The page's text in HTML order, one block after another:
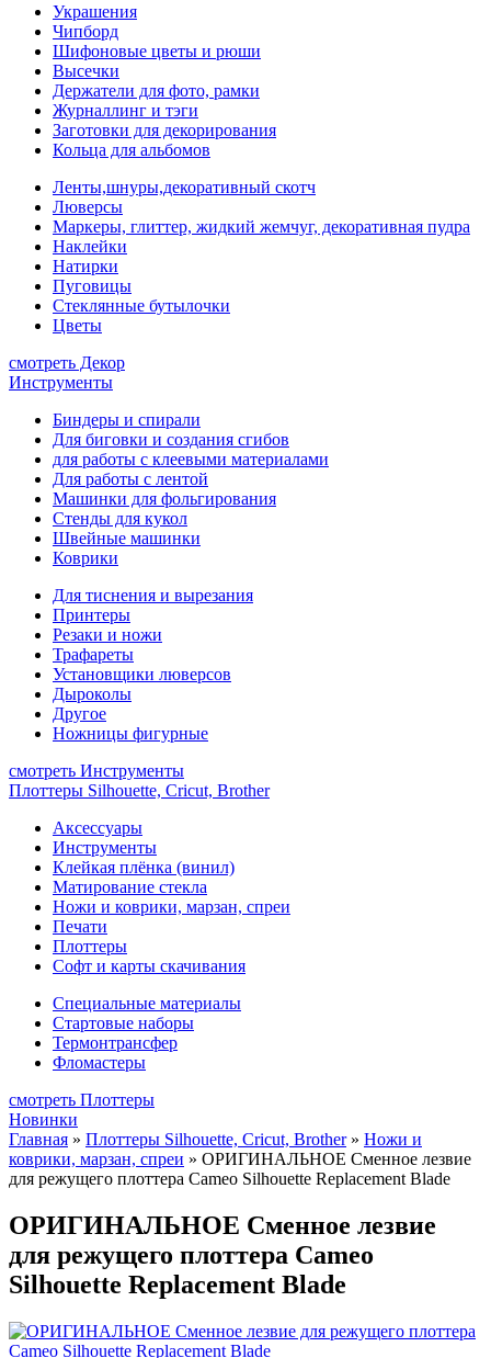
Украшения
Чипборд
Шифоновые цветы и рюши
Высечки
Держатели для фото, рамки
Журналлинг и тэги
Заготовки для декорирования
Кольца для альбомов
Ленты,шнуры,декоративный скотч
Люверсы
Маркеры, глиттер, жидкий жемчуг, декоративная пудра
Наклейки
Натирки
Пуговицы
Стеклянные бутылочки
Цветы
смотреть Декор
Инструменты
Биндеры и спирали
Для биговки и создания сгибов
для работы с клеевыми материалами
Для работы с лентой
Машинки для фольгирования
Стенды для кукол
Швейные машинки
Коврики
Для тиснения и вырезания
Принтеры
Резаки и ножи
Трафареты
Установщики люверсов
Дыроколы
Другое
Ножницы фигурные
смотреть Инструменты
Плоттеры Silhouette, Cricut, Brother
Аксессуары
Инструменты
Клейкая плёнка (винил)
Матирование стекла
Ножи и коврики, марзан, спреи
Печати
Плоттеры
Софт и карты скачивания
Специальные материалы
Стартовые наборы
Термонтрансфер
Фломастеры
смотреть Плоттеры
Новинки
Главная » Плоттеры Silhouette, Cricut, Brother » Ножи и
коврики, марзан, спреи » ОРИГИНАЛЬНОЕ Сменное лезвие
для режущего плоттера Cameo Silhouette Replacement Blade
ОРИГИНАЛЬНОЕ Сменное лезвие
для режущего плоттера Cameo
Silhouette Replacement Blade